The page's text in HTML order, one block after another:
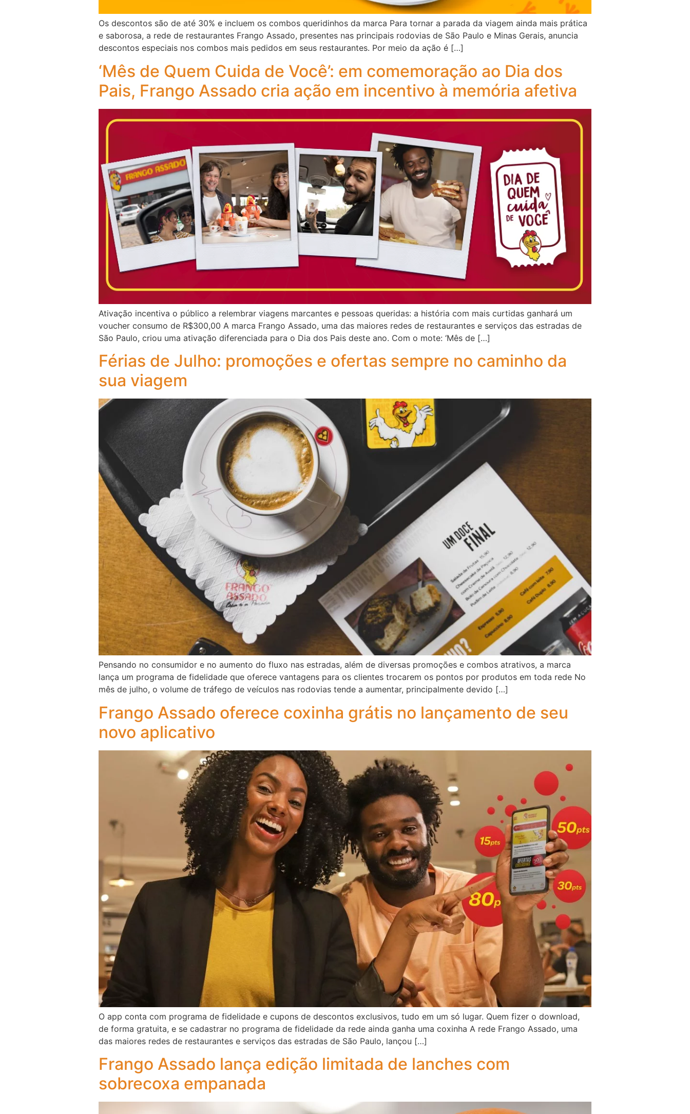
Os descontos são de até 30% e incluem os combos queridinhos da marca Para tornar a parada da viagem ainda mais prática
e saborosa, a rede de restaurantes Frango Assado, presentes nas principais rodovias de São Paulo e Minas Gerais, anuncia
descontos especiais nos combos mais pedidos em seus restaurantes. Por meio da ação é […]
‘Mês de Quem Cuida de Você’: em comemoração ao Dia dos
Pais, Frango Assado cria ação em incentivo à memória afetiva
Ativação incentiva o público a relembrar viagens marcantes e pessoas queridas: a história com mais curtidas ganhará um
voucher consumo de R$300,00 A marca Frango Assado, uma das maiores redes de restaurantes e serviços das estradas de
São Paulo, criou uma ativação diferenciada para o Dia dos Pais deste ano. Com o mote: ‘Mês de […]
Férias de Julho: promoções e ofertas sempre no caminho da
sua viagem
Pensando no consumidor e no aumento do fluxo nas estradas, além de diversas promoções e combos atrativos, a marca
lança um programa de fidelidade que oferece vantagens para os clientes trocarem os pontos por produtos em toda rede No
mês de julho, o volume de tráfego de veículos nas rodovias tende a aumentar, principalmente devido […]
Frango Assado oferece coxinha grátis no lançamento de seu
novo aplicativo
O app conta com programa de fidelidade e cupons de descontos exclusivos, tudo em um só lugar. Quem fizer o download,
de forma gratuita, e se cadastrar no programa de fidelidade da rede ainda ganha uma coxinha A rede Frango Assado, uma
das maiores redes de restaurantes e serviços das estradas de São Paulo, lançou […]
Frango Assado lança edição limitada de lanches com
sobrecoxa empanada